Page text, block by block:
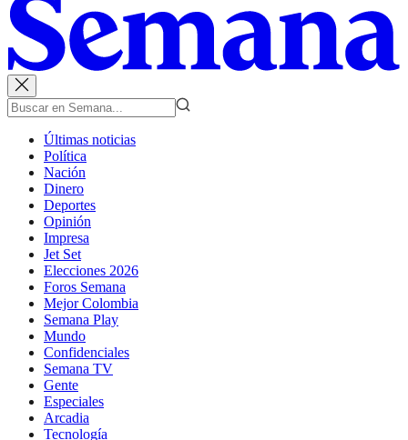
Últimas noticias
Política
Nación
Dinero
Deportes
Opinión
Impresa
Jet Set
Elecciones 2026
Foros Semana
Mejor Colombia
Semana Play
Mundo
Confidenciales
Semana TV
Gente
Especiales
Arcadia
Tecnología